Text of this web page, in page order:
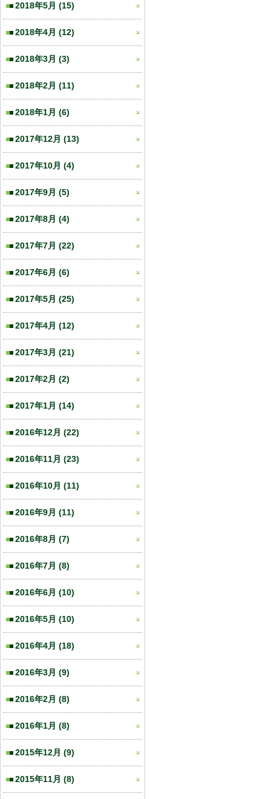
2018年5月 (15)
2018年4月 (12)
2018年3月 (3)
2018年2月 (11)
2018年1月 (6)
2017年12月 (13)
2017年10月 (4)
2017年9月 (5)
2017年8月 (4)
2017年7月 (22)
2017年6月 (6)
2017年5月 (25)
2017年4月 (12)
2017年3月 (21)
2017年2月 (2)
2017年1月 (14)
2016年12月 (22)
2016年11月 (23)
2016年10月 (11)
2016年9月 (11)
2016年8月 (7)
2016年7月 (8)
2016年6月 (10)
2016年5月 (10)
2016年4月 (18)
2016年3月 (9)
2016年2月 (8)
2016年1月 (8)
2015年12月 (9)
2015年11月 (8)